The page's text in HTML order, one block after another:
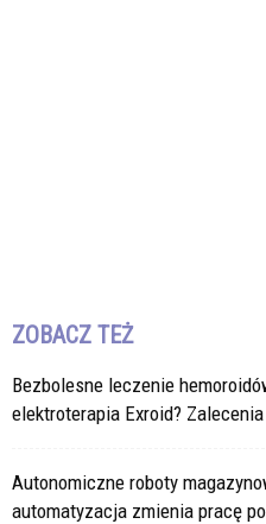
ZOBACZ TEŻ
Bezbolesne leczenie
elektroterapia Exroid?
Autonomiczne roboty
automatyzacja zmienia pracę